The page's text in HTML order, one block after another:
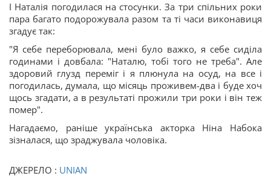
І Наталія погодилася на стосунки. За три спільних роки
пара багато подорожувала разом та ті часи виконавиця
згадує так:
"Я себе переборювала, мені було важко, я себе сиділа
годинами і довбала: "Наталю, тобі того не треба". Але
здоровий глузд переміг і я плюнула на осуд, на все і
погодилась, думала, що місяць проживем-два і буде хоч
щось згадати, а в результаті прожили три роки і він теж
помер".
Нагадаємо, раніше українська акторка Ніна Набока
зізналася, що зраджувала чоловіка.
ДЖЕРЕЛО : UNIAN